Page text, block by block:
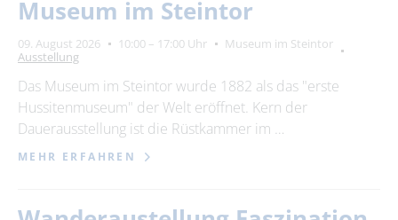
Museum im Steintor
09. August 2026 10:00 – 17:00 Uhr
Museum im Steintor
Ausstellung
Das Museum im Steintor wurde 1882 als das "erste
Hussitenmuseum" der Welt eröffnet. Kern der
Dauerausstellung ist die Rüstkammer im …
MEHR ERFAHREN